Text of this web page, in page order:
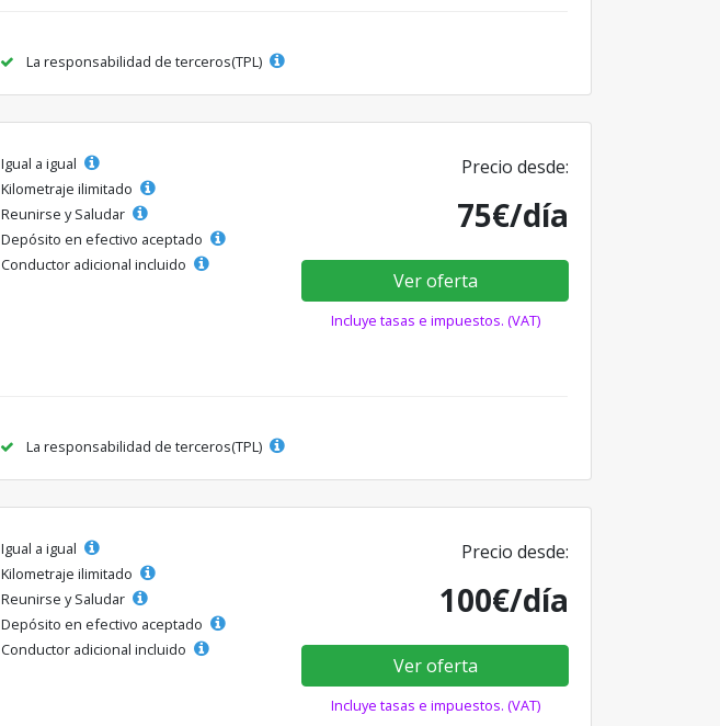
La responsabilidad de terceros(TPL)
Igual a igual
Kilometraje ilimitado
Reunirse y Saludar
Depósito en efectivo aceptado
Conductor adicional incluido
Precio desde:
75€/día
Ver oferta
Incluye tasas e impuestos. (VAT)
La responsabilidad de terceros(TPL)
Igual a igual
Kilometraje ilimitado
Reunirse y Saludar
Depósito en efectivo aceptado
Conductor adicional incluido
Precio desde:
100€/día
Ver oferta
Incluye tasas e impuestos. (VAT)